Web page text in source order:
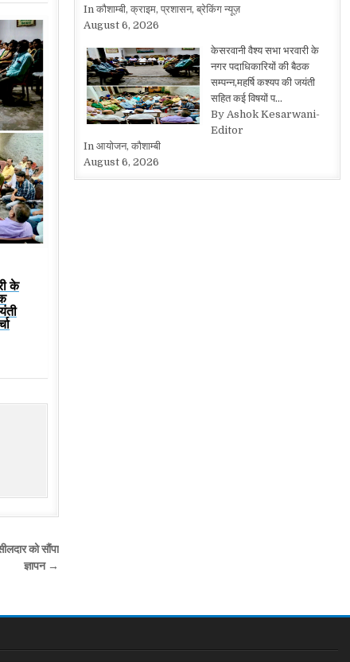
के
को सौंपा
ज्ञापन →
In कौशाम्बी, क्राइम, प्रशासन, ब्रेकिंग न्यूज़
August 6, 2026
केसरवानी वैश्य सभा भरवारी के
नगर पदाधिकारियों की बैठक
सम्पन्न,महर्षि कश्यप की जयंती
सहित कई विषयों प…
By Ashok Kesarwani-
Editor
In आयोजन, कौशाम्बी
August 6, 2026